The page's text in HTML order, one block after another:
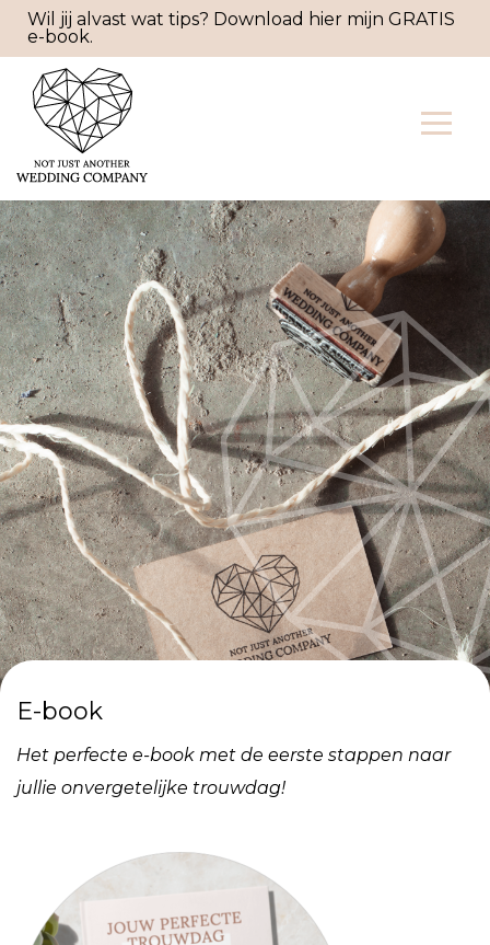
Wil jij alvast wat tips? Download hier mijn GRATIS
e-book.
E-book
Het perfecte e-book met de eerste stappen naar
jullie onvergetelijke trouwdag!